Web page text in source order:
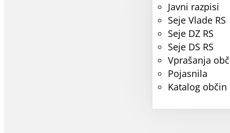
Javni razpisi
Seje Vlade RS
Seje DZ RS
Seje DS RS
Vprašanja
Pojasnila
Katalog občin